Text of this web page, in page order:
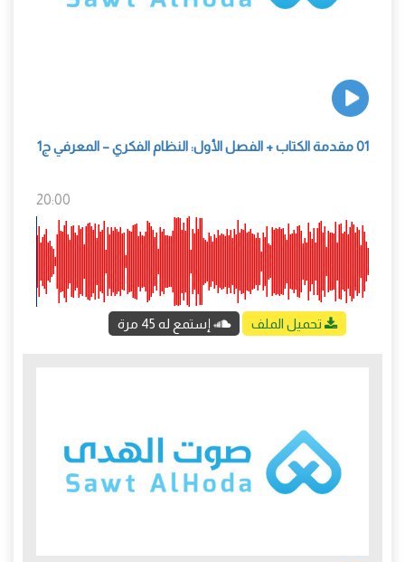
01 مقدمة الكتاب + الفصل الأول: النظام الفكري – المعرفي ج1
20:00
تحميل الملف إستمع له 45 مرة